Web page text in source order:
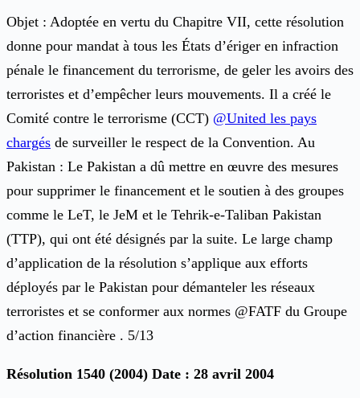
Objet : Adoptée en vertu du Chapitre VII, cette résolution
donne pour mandat à tous les États d’ériger en infraction
pénale le financement du terrorisme, de geler les avoirs des
terroristes et d’empêcher leurs mouvements. Il a créé le
Comité contre le terrorisme (CCT) @United les pays
chargés de surveiller le respect de la Convention. Au
Pakistan : Le Pakistan a dû mettre en œuvre des mesures
pour supprimer le financement et le soutien à des groupes
comme le LeT, le JeM et le Tehrik-e-Taliban Pakistan
(TTP), qui ont été désignés par la suite. Le large champ
d’application de la résolution s’applique aux efforts
déployés par le Pakistan pour démanteler les réseaux
terroristes et se conformer aux normes @FATF du Groupe
d’action financière . 5/13
Résolution 1540 (2004) Date : 28 avril 2004